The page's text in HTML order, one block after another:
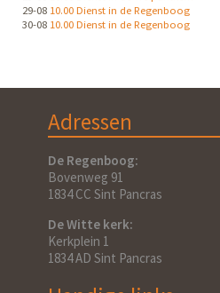
29-08 10.00 Dienst in de Regenboog
30-08 10.00 Dienst in de Regenboog
Adressen
De Regenboog:
Bovenweg 91
1834 CC Sint Pancras
De Witte kerk:
Kerkplein 1
1834 AD Sint Pancras